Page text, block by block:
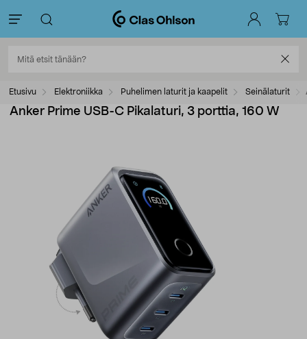
Etusivu Elektroniikka Puhelimen laturit ja kaapelit Seinälaturit
Anker Prime USB-C Pikalaturi, 3 porttia, 160 W